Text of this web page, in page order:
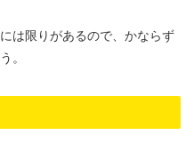
は限りがあるので、かならず
。